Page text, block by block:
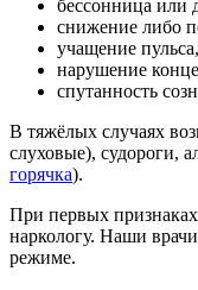
бессонница или
снижение либо
учащение
нарушение
спутанность
В тяжёлых случаях
слуховые), судороги,
горячка).
При первых
наркологу. Наши
режиме.